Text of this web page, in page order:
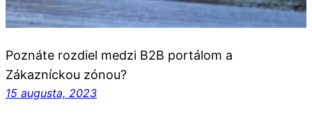
Poznáte rozdiel medzi B2B portálom a
Zákazníckou zónou?
15 augusta, 2023